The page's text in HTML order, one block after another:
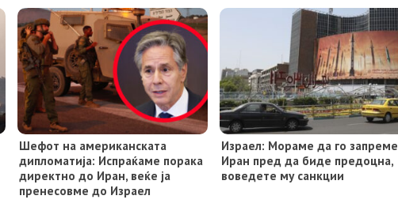
Шефот на американската
дипломатија: Испраќаме порака
директно до Иран, веќе ја
пренесовме до Израел
Израел: Мораме да го запреме
Иран пред да биде предоцна,
воведете му санкции